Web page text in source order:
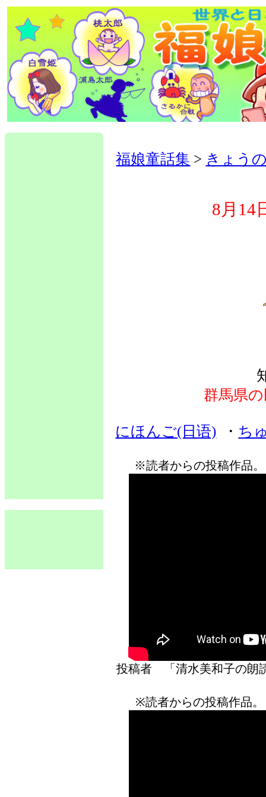
福娘童話集 > きょう
8月14
群馬県
にほんご(日语) ・ ち
※読者からの投稿作品
投稿者 「清水美和子の
※読者からの投稿作品